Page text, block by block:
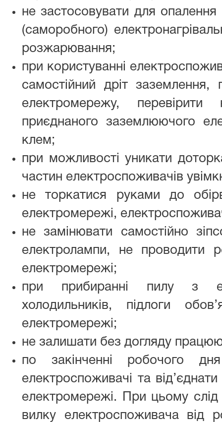
не застосовувати для
(саморобного)
розжарювання;
при користуванні
самостійний дріт
електромережу, перевірити
приєднаного заземлюючого
клем;
при можливості уникати
частин електроспоживачів
не торкатися руками до
електромережі,
не замінювати самостійно
електролампи, не проводити
електромережі;
при прибиранні пилу з
холодильників, підлоги
електромережі;
не залишати без догляду
по закінченні робочого
електроспоживачі та
електромережі. При цьому слід
вилку електроспоживача від